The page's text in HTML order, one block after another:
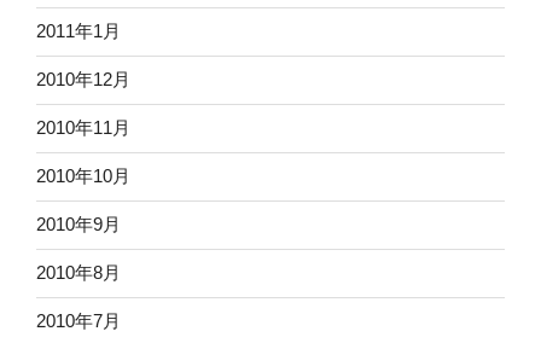
2011年1月
2010年12月
2010年11月
2010年10月
2010年9月
2010年8月
2010年7月